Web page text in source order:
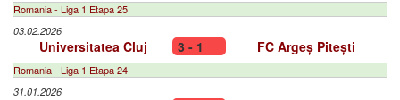
Romania - Liga 1 Etapa 25
03.02.2026
Universitatea Cluj 3 - 1 FC Argeș Pitești
Romania - Liga 1 Etapa 24
31.01.2026